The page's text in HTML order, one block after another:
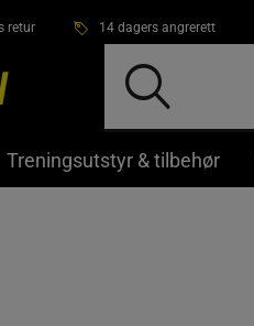
retur 14 dagers angrerett
Treningsutstyr & tilbehør